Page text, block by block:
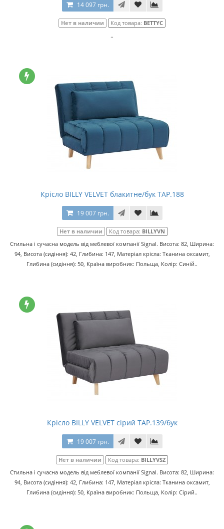
14 097 грн.
Нет в наличии Код товара: BETTYC
..
Крісло BILLY VELVET блакитне/бук TAP.188
19 007 грн.
Нет в наличии Код товара: BILLYVN
Стильна і сучасна модель від меблевої компанії Signal. Висота: 82, Ширина:
94, Висота (сидіння): 42, Глибина: 147, Матеріал крісла: Тканина оксамит,
Глибина (сидіння): 50, Країна виробник: Польща, Колір: Синій..
Крісло BILLY VELVET сірий TAP.139/бук
19 007 грн.
Нет в наличии Код товара: BILLYVSZ
Стильна і сучасна модель від меблевої компанії Signal. Висота: 82, Ширина:
94, Висота (сидіння): 42, Глибина: 147, Матеріал крісла: Тканина оксамит,
Глибина (сидіння): 50, Країна виробник: Польща, Колір: Сірий..